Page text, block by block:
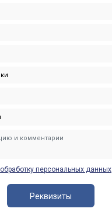
обработку персональных данных
Реквизиты